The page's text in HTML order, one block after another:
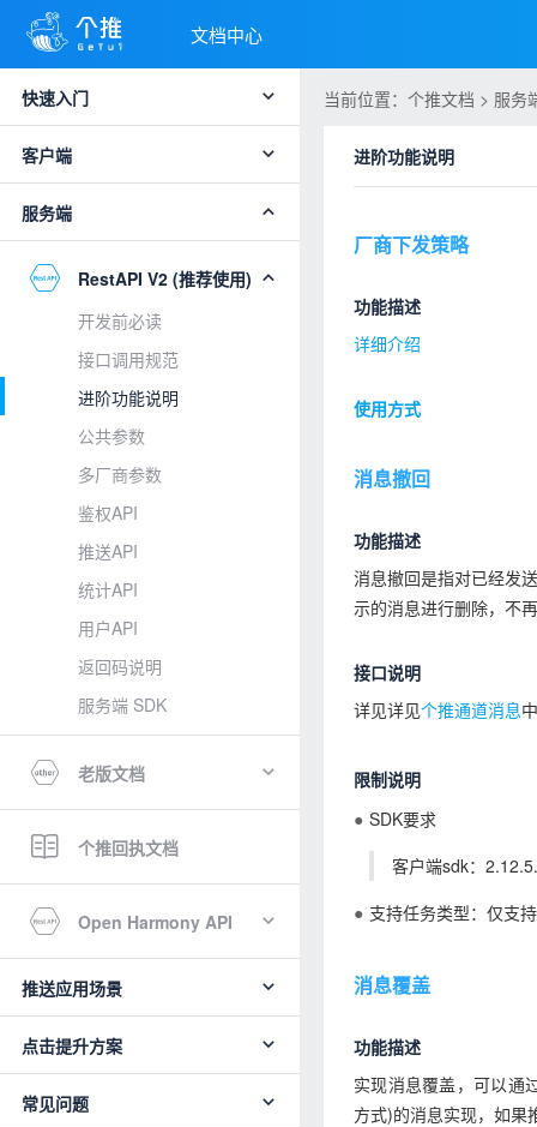
文档中心
快速入门
客户端
服务端
RestAPI V2 (推荐使用)
开发前必读
接口调用规范
进阶功能说明
公共参数
多厂商参数
鉴权API
推送API
统计API
用户API
返回码说明
服务端 SDK
老版文档
个推回执文档
Open Harmony API
推送应用场景
点击提升方案
常见问题
当前位置：个推文档 > 服
进阶功能说明
厂商下发策略
功能描述
详细介绍
使用方式
消息撤回
功能描述
消息撤回是指对已经发
示的消息进行删除，不
接口说明
详见详见个推通道消息中
限制说明
SDK要求
客户端sdk：
支持任务类型：仅支
消息覆盖
功能描述
实现消息覆盖，可以通
方式)的消息实现，如果